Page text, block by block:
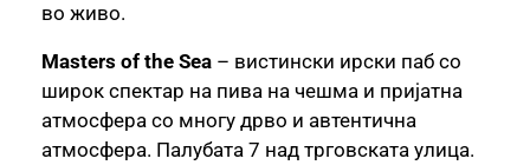
во живо.
Masters of the Sea – вистински ирски паб со
широк спектар на пива на чешма и пријатна
атмосфера со многу дрво и автентична
атмосфера. Палубата 7 над трговската улица.